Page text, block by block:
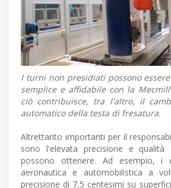
I turni non presidiati possono
semplice e affidabile con la
ciò contribuisce, tra l'altro, il
automatico della testa di fresatura.
Altrettanto importanti per il
sono l'elevata precisione e qualità
possono ottenere. Ad esempio, i
aeronautica e automobilistica a
precisione di 7,5 centesimi su